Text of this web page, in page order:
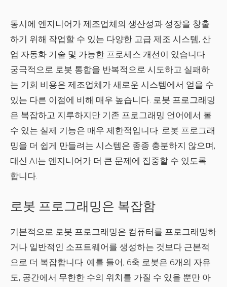
동시에 엔지니어가 제조업체의 생산성과 성장을 창출
하기 위해 작업할 수 있는 다양한 고급 제조 시스템, 산
업 자동화 기술 및 가능한 프로세스 개선이 있습니다.
궁극적으로 로봇 통합을 반복적으로 시도하고 실패하
는 기회 비용은 제조업체가 새로운 시스템에서 얻을 수
있는 다른 이점에 비해 매우 높습니다. 로봇 프로그래밍
은 복잡하고 지루하지만 기존 프로그래밍 언어에서 볼
수 있는 실제 기능은 매우 제한적입니다. 로봇 프로그래
밍을 더 쉽게 만들려는 시스템은 종종 충분하지 않으며,
대신 AI는 엔지니어가 더 큰 문제에 집중할 수 있도록
합니다.
로봇 프로그래밍은 복잡함
기본적으로 로봇 프로그래밍은 컴퓨터를 프로그래밍하
거나 일반적인 소프트웨어를 생성하는 것보다 근본적
으로 더 복잡합니다. 예를 들어, 6축 로봇은 6개의 자유
도, 공간에서 무한한 수의 위치를 ​​가질 수 있을 뿐만 아